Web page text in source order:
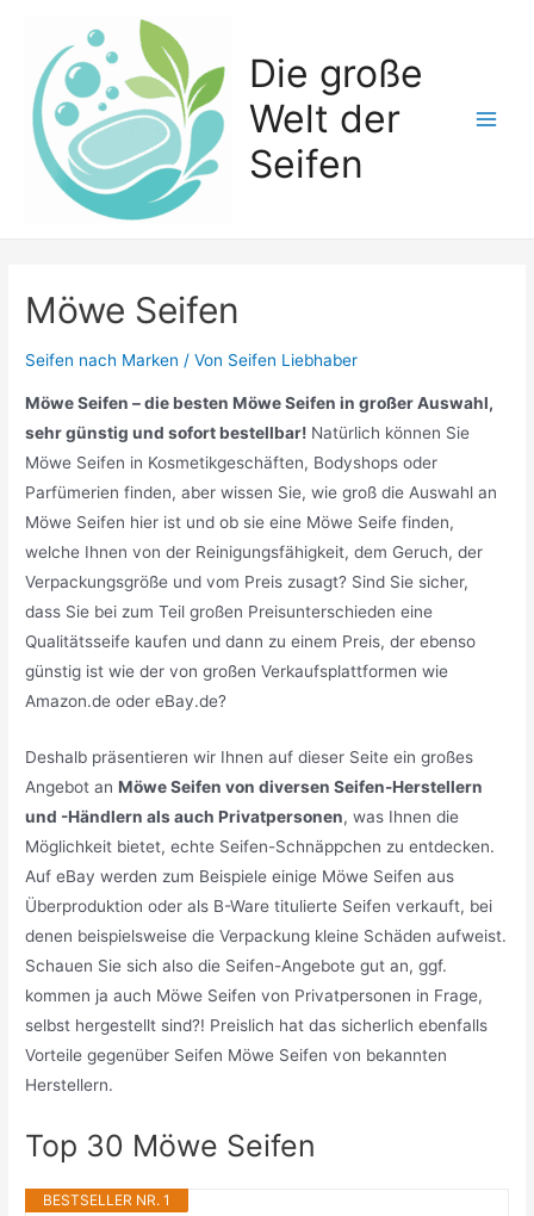
springen
Die große
Welt der
Seifen
Möwe Seifen
Seifen nach Marken / Von Seifen Liebhaber
Möwe Seifen – die besten Möwe Seifen in großer Auswahl,
sehr günstig und sofort bestellbar! Natürlich können Sie
Möwe Seifen in Kosmetikgeschäften, Bodyshops oder
Parfümerien finden, aber wissen Sie, wie groß die Auswahl an
Möwe Seifen hier ist und ob sie eine Möwe Seife finden,
welche Ihnen von der Reinigungsfähigkeit, dem Geruch, der
Verpackungsgröße und vom Preis zusagt? Sind Sie sicher,
dass Sie bei zum Teil großen Preisunterschieden eine
Qualitätsseife kaufen und dann zu einem Preis, der ebenso
günstig ist wie der von großen Verkaufsplattformen wie
Amazon.de oder eBay.de?
Deshalb präsentieren wir Ihnen auf dieser Seite ein großes
Angebot anMöwe Seifen von diversen Seifen-Herstellern
und -Händlern als auch Privatpersonen, was Ihnen die
Möglichkeit bietet, echte Seifen-Schnäppchen zu entdecken.
Auf eBay werden zum Beispiele einige Möwe Seifen aus
Überproduktion oder als B-Ware titulierte Seifen verkauft, bei
denen beispielsweise die Verpackung kleine Schäden aufweist.
Schauen Sie sich also die Seifen-Angebote gut an, ggf.
kommen ja auch Möwe Seifen von Privatpersonen in Frage,
selbst hergestellt sind?! Preislich hat das sicherlich ebenfalls
Vorteile gegenüber Seifen Möwe Seifen von bekannten
Herstellern.
Top 30 Möwe Seifen
BESTSELLER NR. 1